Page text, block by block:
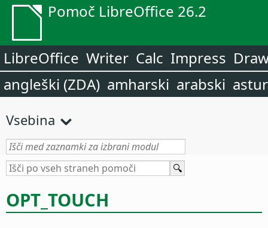
Pomoč LibreOffice 26.2
LibreOffice Writer Calc Impress
angleški (ZDA) amharski arabski
Vsebina
OPT_TOUCH